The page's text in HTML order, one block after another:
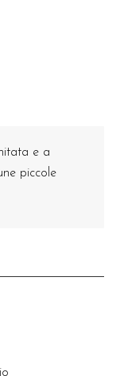
e a
piccole